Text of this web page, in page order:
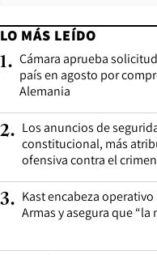
LO MÁS LEÍDO
1. Cámara aprueba
país en agosto por
Alemania
2. Los anuncios de
constitucional, más
ofensiva contra el
3. Kast encabeza
Armas y asegura que